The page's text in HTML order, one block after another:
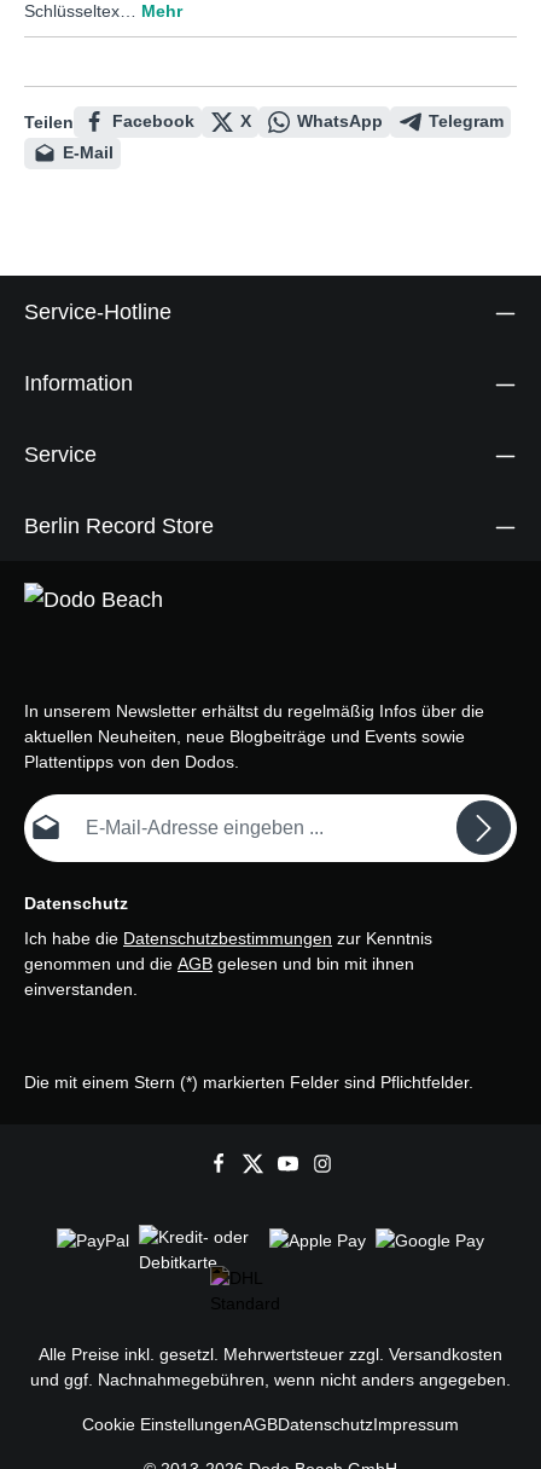
Schlüsseltex… Mehr
Teilen Facebook X WhatsApp
Telegram
E-Mail
Service-Hotline
Information
Service
Berlin Record Store
In unserem Newsletter erhältst du regelmäßig Infos über die
aktuellen Neuheiten, neue Blogbeiträge und Events sowie
Plattentipps von den Dodos.
E-Mail-Adresse*
Datenschutz
Ich habe die Datenschutzbestimmungen zur Kenntnis
genommen und die AGB gelesen und bin mit ihnen
einverstanden.
Die mit einem Stern (*) markierten Felder sind Pflichtfelder.
Alle Preise inkl. gesetzl. Mehrwertsteuer zzgl. Versandkosten
und ggf. Nachnahmegebühren, wenn nicht anders angegeben.
Cookie EinstellungenAGBDatenschutzImpressum